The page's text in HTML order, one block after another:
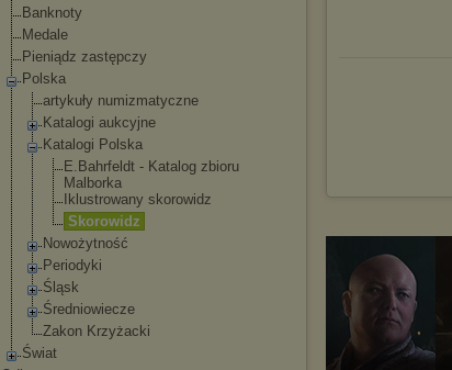
Banknoty
Medale
Pieniądz zastępczy
Polska
artykuły numizmatyczne
Katalogi aukcyjne
Katalogi Polska
E.Bahrfe ldt - Katalog zbioru
Malborka
Iklustrowany skorowidz
Skorowidz
Nowożytność
Periodyki
Śląsk
Średniowiecze
Zakon Krzyżacki
Świat